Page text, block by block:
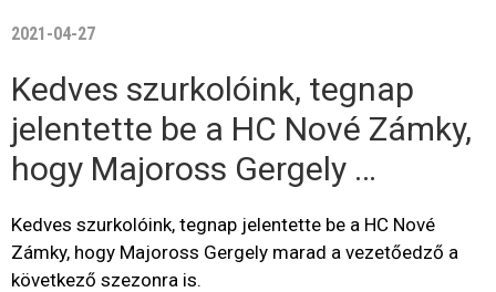
2021-04-27
Kedves szurkolóink, tegnap
jelentette be a HC Nové Zámky,
hogy Majoross Gergely …
Kedves szurkolóink, tegnap jelentette be a HC Nové
Zámky, hogy Majoross Gergely marad a vezetőedző a
következő szezonra is.